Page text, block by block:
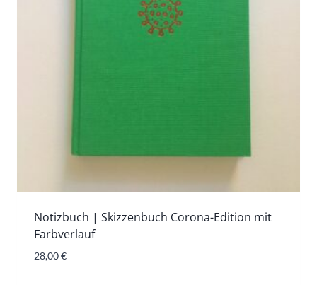
Notizbuch | Skizzenbuch Corona-Edition mit
Farbverlauf
28,00€